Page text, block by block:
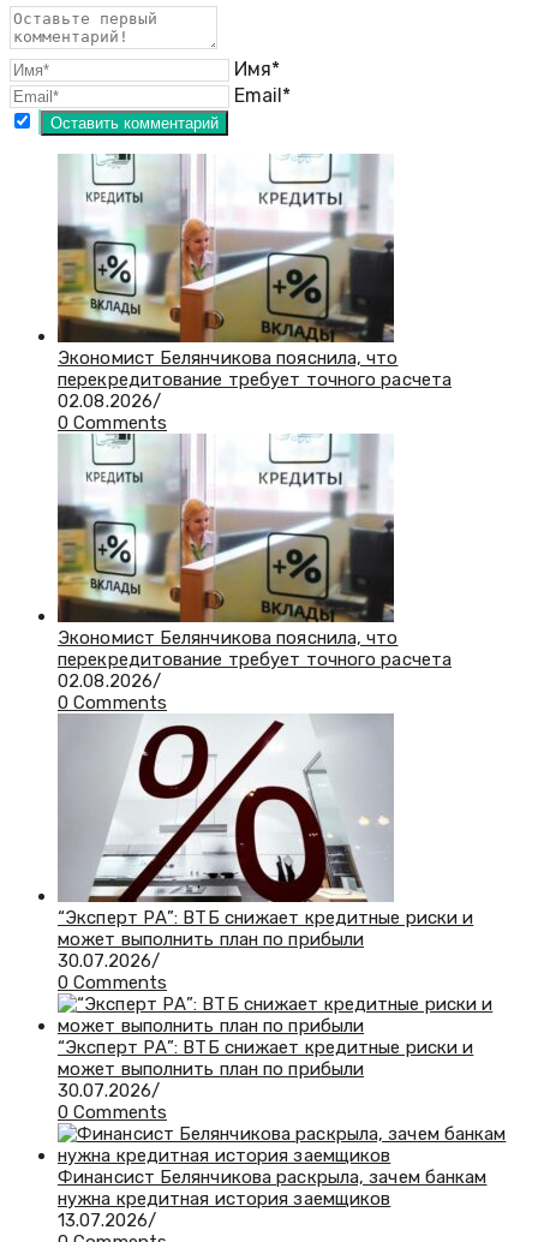
Имя*
Email*
Экономист Белянчикова пояснила, что
перекредитование требует точного расчета
02.08.2026/
0 Comments
Экономист Белянчикова пояснила, что
перекредитование требует точного расчета
02.08.2026/
0 Comments
“Эксперт РА”: ВТБ снижает кредитные риски и
может выполнить план по прибыли
30.07.2026/
0 Comments
“Эксперт РА”: ВТБ снижает кредитные риски и
может выполнить план по прибыли
30.07.2026/
0 Comments
Финансист Белянчикова раскрыла, зачем банкам
нужна кредитная история заемщиков
13.07.2026/